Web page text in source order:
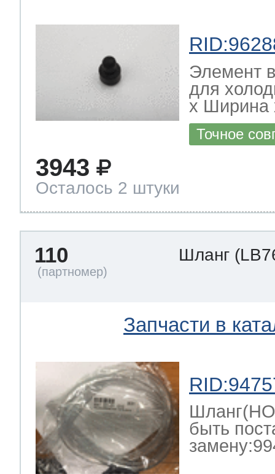
Элемент
для
х Ширина
Точное
3943
Осталось 2 штуки
110 Шланг
Запчасти в
быть